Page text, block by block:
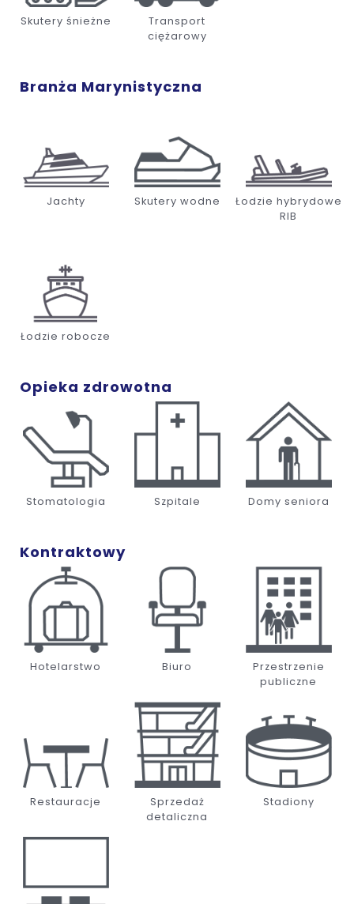
Skutery śnieżne
Transport
ciężarowy
Branża Marynistyczna
Jachty Skutery wodne
Łodzie hybrydowe
RIB
Łodzie robocze
Opieka zdrowotna
Stomatologia Szpitale Domy seniora
Kontraktowy
Hotelarstwo Biuro
Przestrzenie
publiczne
Restauracje
Sprzedaż
detaliczna
Stadiony